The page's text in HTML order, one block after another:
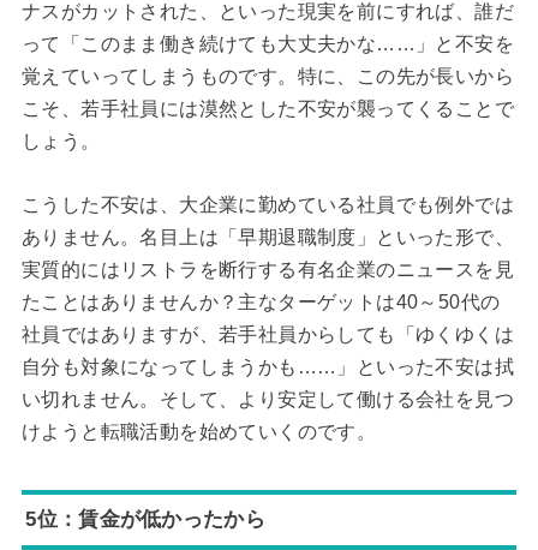
ナスがカットされた、といった現実を前にすれば、誰だ
って「このまま働き続けても大丈夫かな……」と不安を
覚えていってしまうものです。特に、この先が長いから
こそ、若手社員には漠然とした不安が襲ってくることで
しょう。
こうした不安は、大企業に勤めている社員でも例外では
ありません。名目上は「早期退職制度」といった形で、
実質的にはリストラを断行する有名企業のニュースを見
たことはありませんか？主なターゲットは40～50代の
社員ではありますが、若手社員からしても「ゆくゆくは
自分も対象になってしまうかも……」といった不安は拭
い切れません。そして、より安定して働ける会社を見つ
けようと転職活動を始めていくのです。
5位：賃金が低かったから